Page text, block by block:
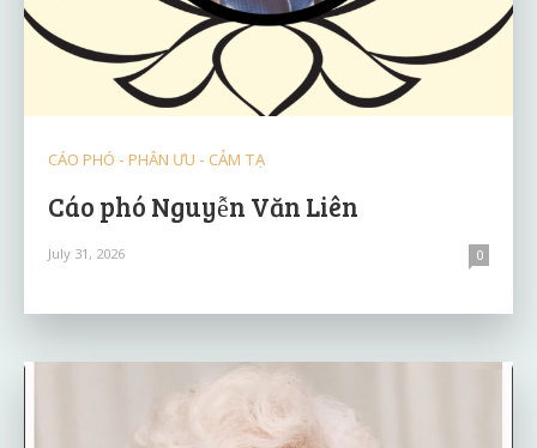
CÁO PHÓ - PHÂN ƯU - CẢM TẠ
Cáo phó Nguyễn Văn Liên
July 31, 2026 0